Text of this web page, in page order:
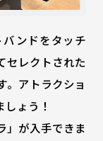
バンドをタッチ
セレクトされた
。アトラクショ
ょう！
」が入手できま